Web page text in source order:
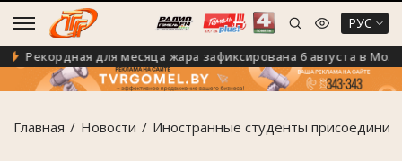
РУС
Рекордная для месяца жара зафиксирована 6 августа в Мозыре
Главная Новости Иностранные студенты